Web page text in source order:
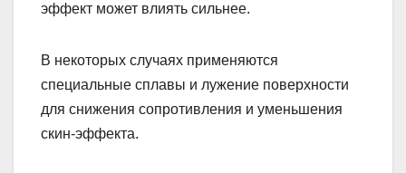
эффект может влиять сильнее.
В некоторых случаях применяются
специальные сплавы и лужение поверхности
для снижения сопротивления и уменьшения
скин-эффекта.